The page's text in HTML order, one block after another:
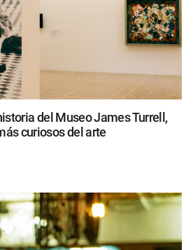
del Museo James Turrell,
curiosos del arte